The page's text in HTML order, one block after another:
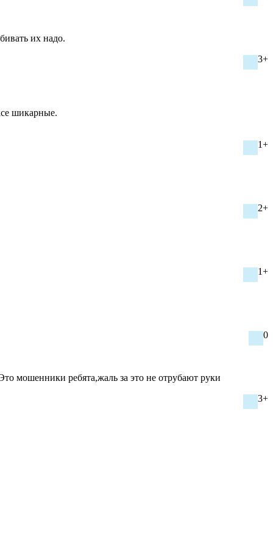
их надо.
3+
шикарные.
1+
2+
1+
0
мошенники ребята,жаль за это не отрубают руки
3+